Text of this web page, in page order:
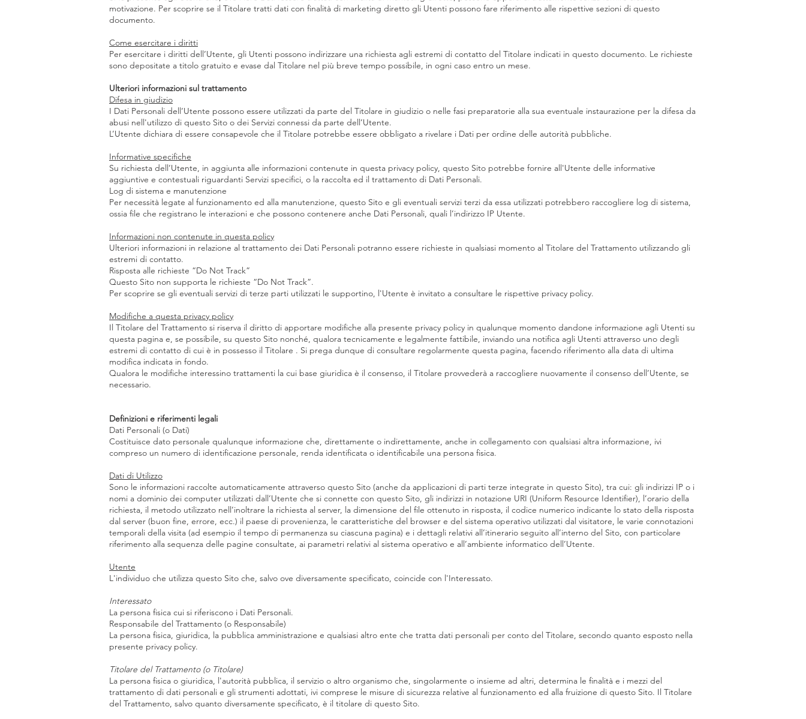
motivazione. Per scoprire se il Titolare tratti dati con finalità di marketing diretto gli Utenti possono fare riferimento alle rispettive sezioni di questo
documento.
Come esercitare i diritti
Per esercitare i diritti dell’Utente, gli Utenti possono indirizzare una richiesta agli estremi di contatto del Titolare indicati in questo documento. Le richieste
sono depositate a titolo gratuito e evase dal Titolare nel più breve tempo possibile, in ogni caso entro un mese.
Ulteriori informazioni sul trattamento
Difesa in giudizio
I Dati Personali dell’Utente possono essere utilizzati da parte del Titolare in giudizio o nelle fasi preparatorie alla sua eventuale instaurazione per la difesa da
abusi nell'utilizzo di questo Sito o dei Servizi connessi da parte dell’Utente.
L’Utente dichiara di essere consapevole che il Titolare potrebbe essere obbligato a rivelare i Dati per ordine delle autorità pubbliche.
Informative specifiche
Su richiesta dell’Utente, in aggiunta alle informazioni contenute in questa privacy policy, questo Sito potrebbe fornire all'Utente delle informative
aggiuntive e contestuali riguardanti Servizi specifici, o la raccolta ed il trattamento di Dati Personali.
Log di sistema e manutenzione
Per necessità legate al funzionamento ed alla manutenzione, questo Sito e gli eventuali servizi terzi da essa utilizzati potrebbero raccogliere log di sistema,
ossia file che registrano le interazioni e che possono contenere anche Dati Personali, quali l’indirizzo IP Utente.
Informazioni non contenute in questa policy
Ulteriori informazioni in relazione al trattamento dei Dati Personali potranno essere richieste in qualsiasi momento al Titolare del Trattamento utilizzando gli
estremi di contatto.
Risposta alle richieste “Do Not Track”
Questo Sito non supporta le richieste “Do Not Track”.
Per scoprire se gli eventuali servizi di terze parti utilizzati le supportino, l'Utente è invitato a consultare le rispettive privacy policy.
Modifiche a questa privacy policy
Il Titolare del Trattamento si riserva il diritto di apportare modifiche alla presente privacy policy in qualunque momento dandone informazione agli Utenti su
questa pagina e, se possibile, su questo Sito nonché, qualora tecnicamente e legalmente fattibile, inviando una notifica agli Utenti attraverso uno degli
estremi di contatto di cui è in possesso il Titolare . Si prega dunque di consultare regolarmente questa pagina, facendo riferimento alla data di ultima
modifica indicata in fondo.
Qualora le modifiche interessino trattamenti la cui base giuridica è il consenso, il Titolare provvederà a raccogliere nuovamente il consenso dell’Utente, se
necessario.
Definizioni e riferimenti legali
Dati Personali (o Dati)
Costituisce dato personale qualunque informazione che, direttamente o indirettamente, anche in collegamento con qualsiasi altra informazione, ivi
compreso un numero di identificazione personale, renda identificata o identificabile una persona fisica.
Dati di Utilizzo
Sono le informazioni raccolte automaticamente attraverso questo Sito (anche da applicazioni di parti terze integrate in questo Sito), tra cui: gli indirizzi IP o i
nomi a dominio dei computer utilizzati dall’Utente che si connette con questo Sito, gli indirizzi in notazione URI (Uniform Resource Identifier), l’orario della
richiesta, il metodo utilizzato nell’inoltrare la richiesta al server, la dimensione del file ottenuto in risposta, il codice numerico indicante lo stato della risposta
dal server (buon fine, errore, ecc.) il paese di provenienza, le caratteristiche del browser e del sistema operativo utilizzati dal visitatore, le varie connotazioni
temporali della visita (ad esempio il tempo di permanenza su ciascuna pagina) e i dettagli relativi all’itinerario seguito all’interno del Sito, con particolare
riferimento alla sequenza delle pagine consultate, ai parametri relativi al sistema operativo e all’ambiente informatico dell’Utente.
Utente
L'individuo che utilizza questo Sito che, salvo ove diversamente specificato, coincide con l'Interessato.
Interessato
La persona fisica cui si riferiscono i Dati Personali.
Responsabile del Trattamento (o Responsabile)
La persona fisica, giuridica, la pubblica amministrazione e qualsiasi altro ente che tratta dati personali per conto del Titolare, secondo quanto esposto nella
presente privacy policy.
Titolare del Trattamento (o Titolare)
La persona fisica o giuridica, l'autorità pubblica, il servizio o altro organismo che, singolarmente o insieme ad altri, determina le finalità e i mezzi del
trattamento di dati personali e gli strumenti adottati, ivi comprese le misure di sicurezza relative al funzionamento ed alla fruizione di questo Sito. Il Titolare
del Trattamento, salvo quanto diversamente specificato, è il titolare di questo Sito.